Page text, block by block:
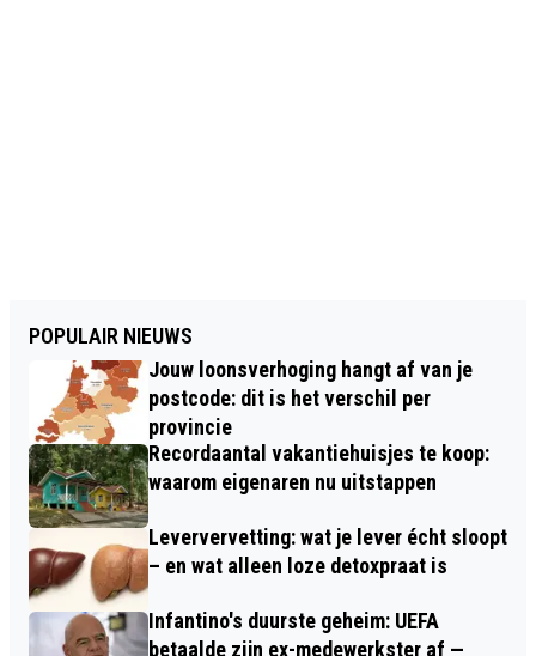
POPULAIR NIEUWS
Jouw loonsverhoging hangt af van je
postcode: dit is het verschil per
provincie
Recordaantal vakantiehuisjes te koop:
waarom eigenaren nu uitstappen
Leververvetting: wat je lever écht sloopt
– en wat alleen loze detoxpraat is
Infantino's duurste geheim: UEFA
betaalde zijn ex-medewerkster af —